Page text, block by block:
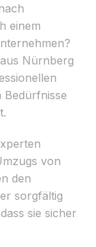
einem
Nürnberg
Bedürfnisse
von
den
sorgfältig
sie sicher